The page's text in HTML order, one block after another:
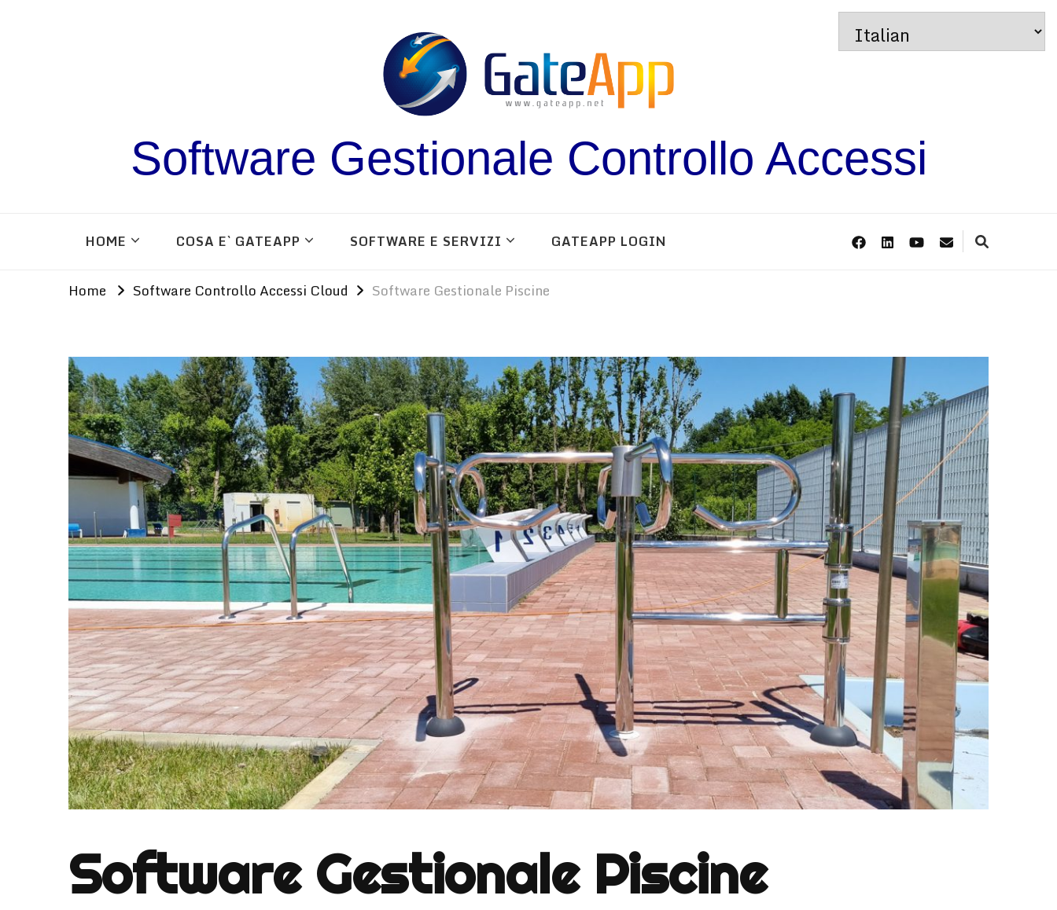
Software Gestionale Controllo Accessi
HOME COSA E` GATEAPP SOFTWARE E SERVIZI GATEAPP LOGIN
Home Software Controllo Accessi Cloud Software Gestionale Piscine
Software Gestionale Piscine